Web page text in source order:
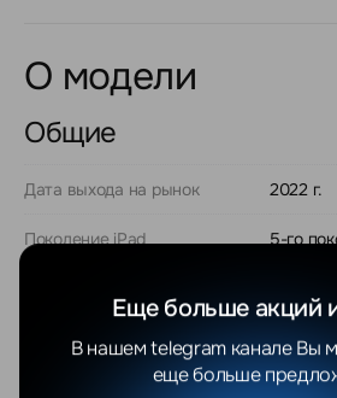
О модели
Общие
Дата выхода на рынок 2022 г.
Поколение iPad 5-го
Операционная система
Версия операционной
iOS 16
Еще больше акций
В нашем telegram канале Вы
еще больше